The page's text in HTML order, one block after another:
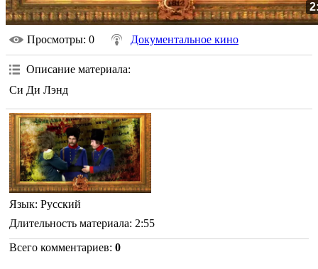
Просмотры: 0 Документальное кино
Описание материала:
Си Ди Лэнд
Язык: Русский
Длительность материала: 2:55
Всего комментариев: 0